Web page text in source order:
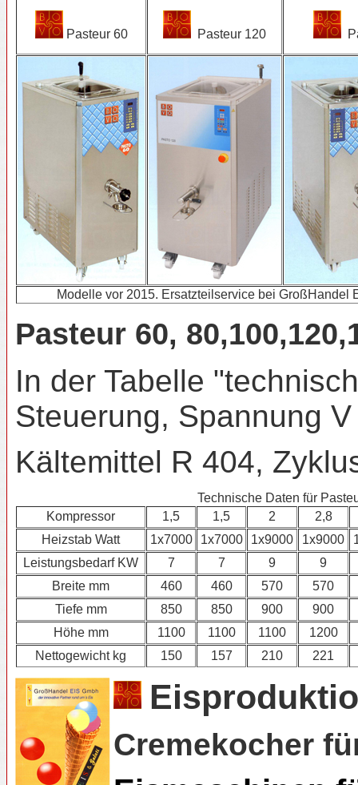
Pasteur 60 Pasteur 120
Modelle vor 2015. Ersatzteilservice bei GroßHandel
Pasteur 60,
In der Tabelle
Steuerung, Spannung
Kältemittel R 404,
Technische Daten für
Kompressor
1,5 1,5 2
2,8
Heizstab Watt
1x7000 1x7000 1x9000 1x9000
Leistungsbedarf KW
7 7 9
9
Breite mm
460 460 570
570
Tiefe mm
850 850 900
900
Höhe mm
1100 1100 1100
1200
Nettogewicht kg
150 157 210 221
Cremekocher